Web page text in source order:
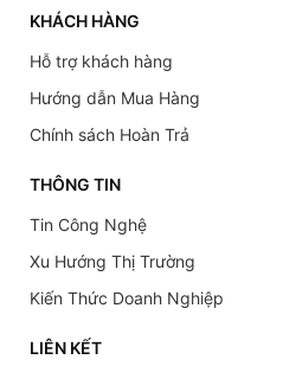
KHÁCH HÀNG
Hỗ trợ khách hàng
Hướng dẫn Mua Hàng
Chính sách Hoàn Trả
THÔNG TIN
Tin Công Nghệ
Xu Hướng Thị Trường
Kiến Thức Doanh Nghiệp
LIÊN KẾT